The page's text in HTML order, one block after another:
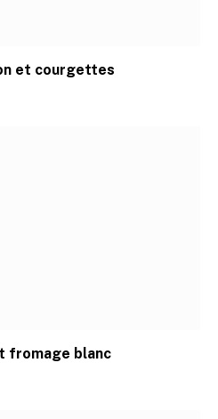
et courgettes
fromage blanc